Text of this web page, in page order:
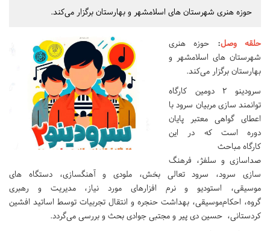
حوزه هنری شهرستان های اسلامشهر و بهارستان برگزار می‌کند.
حلقه وصل: حوزه هنری
شهرستان های اسلامشهر و
بهارستان برگزار می‌کند.
سرودینو ۲ دومین کارگاه
توانمند سازی مربیان سرود با
اعطای گواهی معتبر پایان
دوره است که در این
کارگاه مباحث
صداسازی و سلفژ، فرهنگ
سازی سرود، سرود تعالی بخش، ملودی و آهنگسازی، دستگاه های
موسیقی، استودیو و نرم افزارهای مورد نیاز، مدیریت و رهبری
گروه، احکام‌موسیقی، بهداشت حنجره و انتقال تجربیات توسط اساتید افشین
کردستانی، حسین دی پیر و مجتبی جوادی بحث و بررسی می‌گردد.